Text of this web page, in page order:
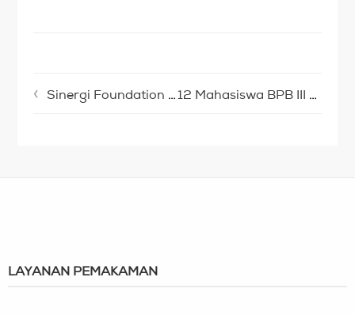
Sinergi Foundation Kembali Terima Donasi untuk Palestina 12 Mahasiswa BPB III Adakan Kegiatan Home Stay di Cikahuripan-Sukabumi
LAYANAN PEMAKAMAN